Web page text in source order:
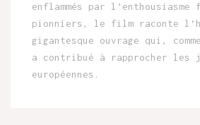
enflammés par l’enthousiasme
pionniers, le film raconte
gigantesque ouvrage qui,
a contribué à rapprocher les
européennes.